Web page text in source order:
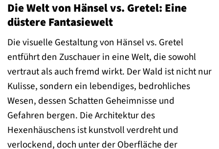
Die Welt von Hänsel vs. Gretel: Eine
düstere Fantasiewelt
Die visuelle Gestaltung von Hänsel vs. Gretel
entführt den Zuschauer in eine Welt, die sowohl
vertraut als auch fremd wirkt. Der Wald ist nicht nur
Kulisse, sondern ein lebendiges, bedrohliches
Wesen, dessen Schatten Geheimnisse und
Gefahren bergen. Die Architektur des
Hexenhäuschens ist kunstvoll verdreht und
verlockend, doch unter der Oberfläche der